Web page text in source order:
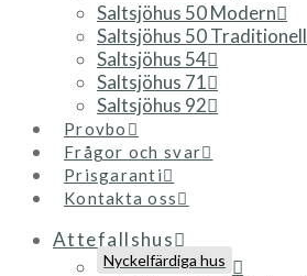
Saltsjöhus 50 Modern
Saltsjöhus 50 Traditionell
Saltsjöhus 54
Saltsjöhus 71
Saltsjöhus 92
Provbo
Frågor och svar
Prisgaranti
Kontakta oss
Attefallshus
Nyckelfärdiga hus